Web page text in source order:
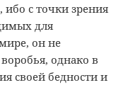
ибо с точки зрения
для
он не
однако в
своей бедности и